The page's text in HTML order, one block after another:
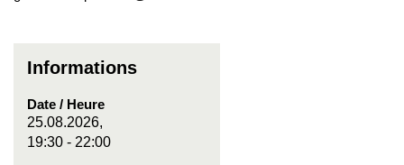
Informations
Date / Heure
25.08.2026,
19:30 - 22:00